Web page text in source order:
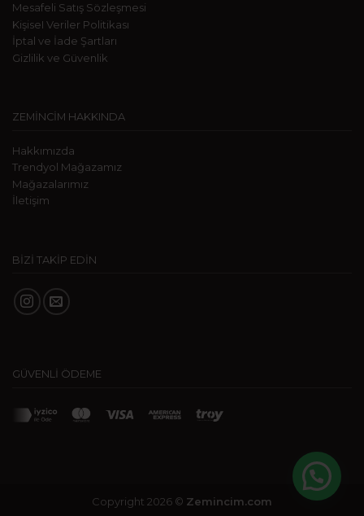
Mesafeli Satış Sözleşmesi
KişiseI Veriler Politikası
İptal ve İade Şartları
Gizlilik ve Güvenlik
ZEMİNCİM HAKKINDA
Hakkımızda
Trendyol Mağazamız
Mağazalarımız
İletişim
BİZİ TAKİP EDİN
GÜVENLİ ÖDEME
Copyright 2026 © Zemincim.com